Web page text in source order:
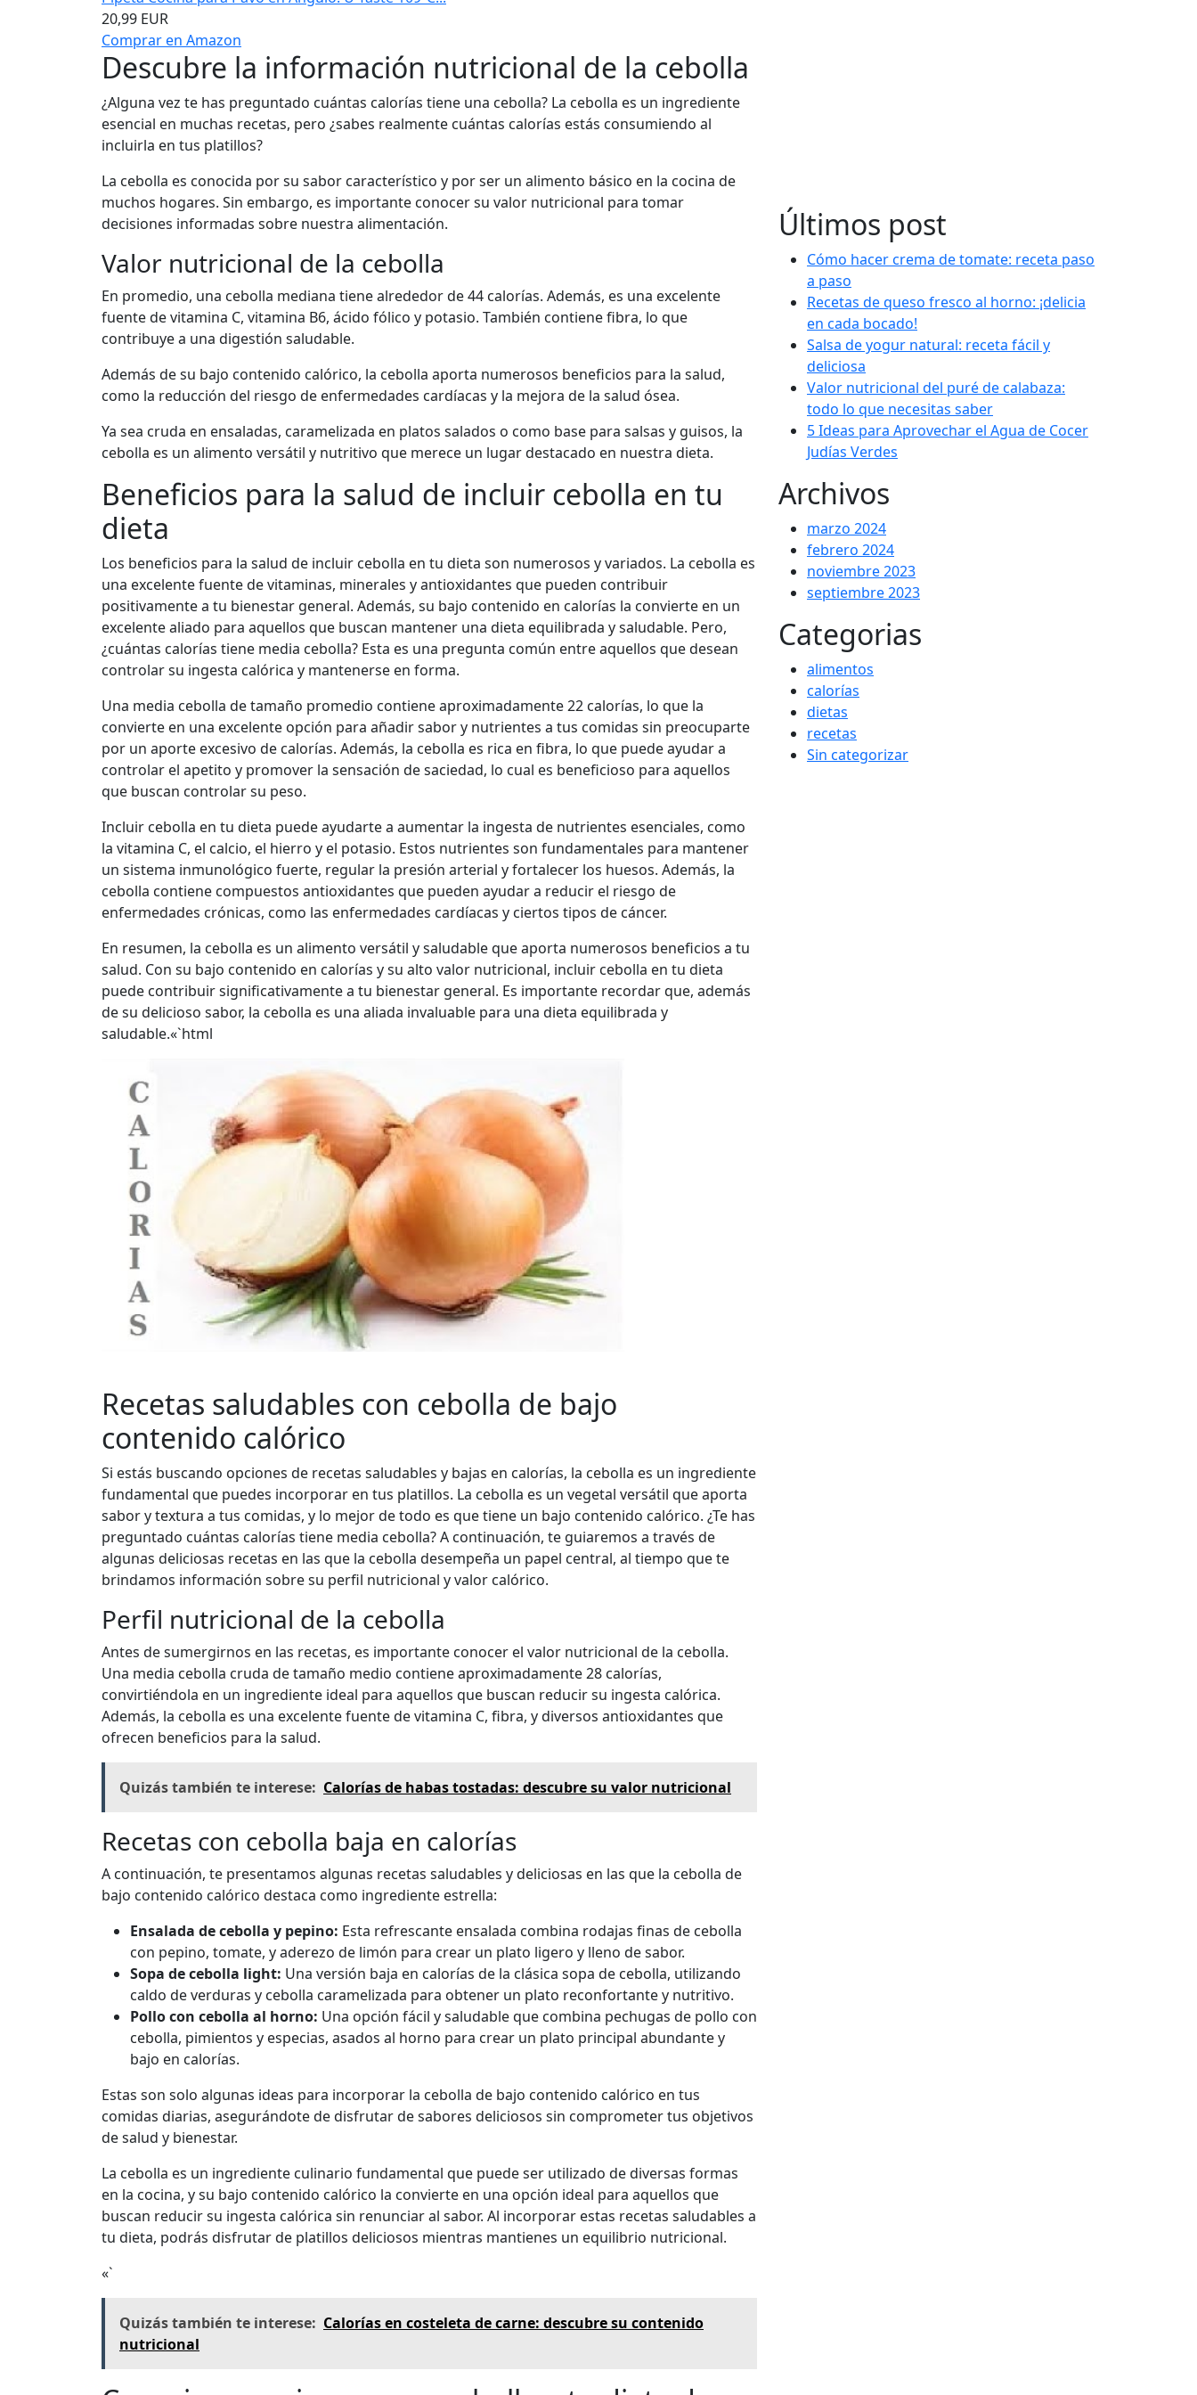
20,99 EUR
Comprar en Amazon
Descubre la información nutricional de la cebolla
¿Alguna vez te has preguntado cuántas calorías tiene una cebolla? La cebolla es un ingrediente
esencial en muchas recetas, pero ¿sabes realmente cuántas calorías estás consumiendo al
incluirla en tus platillos?
La cebolla es conocida por su sabor característico y por ser un alimento básico en la cocina de
muchos hogares. Sin embargo, es importante conocer su valor nutricional para tomar
decisiones informadas sobre nuestra alimentación.
Valor nutricional de la cebolla
En promedio, una cebolla mediana tiene alrededor de 44 calorías. Además, es una excelente
fuente de vitamina C, vitamina B6, ácido fólico y potasio. También contiene fibra, lo que
contribuye a una digestión saludable.
Además de su bajo contenido calórico, la cebolla aporta numerosos beneficios para la salud,
como la reducción del riesgo de enfermedades cardíacas y la mejora de la salud ósea.
Ya sea cruda en ensaladas, caramelizada en platos salados o como base para salsas y guisos, la
cebolla es un alimento versátil y nutritivo que merece un lugar destacado en nuestra dieta.
Beneficios para la salud de incluir cebolla en tu
dieta
Los beneficios para la salud de incluir cebolla en tu dieta son numerosos y variados. La cebolla es
una excelente fuente de vitaminas, minerales y antioxidantes que pueden contribuir
positivamente a tu bienestar general. Además, su bajo contenido en calorías la convierte en un
excelente aliado para aquellos que buscan mantener una dieta equilibrada y saludable. Pero,
¿cuántas calorías tiene media cebolla? Esta es una pregunta común entre aquellos que desean
controlar su ingesta calórica y mantenerse en forma.
Una media cebolla de tamaño promedio contiene aproximadamente 22 calorías, lo que la
convierte en una excelente opción para añadir sabor y nutrientes a tus comidas sin preocuparte
por un aporte excesivo de calorías. Además, la cebolla es rica en fibra, lo que puede ayudar a
controlar el apetito y promover la sensación de saciedad, lo cual es beneficioso para aquellos
que buscan controlar su peso.
Incluir cebolla en tu dieta puede ayudarte a aumentar la ingesta de nutrientes esenciales, como
la vitamina C, el calcio, el hierro y el potasio. Estos nutrientes son fundamentales para mantener
un sistema inmunológico fuerte, regular la presión arterial y fortalecer los huesos. Además, la
cebolla contiene compuestos antioxidantes que pueden ayudar a reducir el riesgo de
enfermedades crónicas, como las enfermedades cardíacas y ciertos tipos de cáncer.
En resumen, la cebolla es un alimento versátil y saludable que aporta numerosos beneficios a tu
salud. Con su bajo contenido en calorías y su alto valor nutricional, incluir cebolla en tu dieta
puede contribuir significativamente a tu bienestar general. Es importante recordar que, además
de su delicioso sabor, la cebolla es una aliada invaluable para una dieta equilibrada y
saludable.«`html
Recetas saludables con cebolla de bajo
contenido calórico
Si estás buscando opciones de recetas saludables y bajas en calorías, la cebolla es un ingrediente
fundamental que puedes incorporar en tus platillos. La cebolla es un vegetal versátil que aporta
sabor y textura a tus comidas, y lo mejor de todo es que tiene un bajo contenido calórico. ¿Te has
preguntado cuántas calorías tiene media cebolla? A continuación, te guiaremos a través de
algunas deliciosas recetas en las que la cebolla desempeña un papel central, al tiempo que te
brindamos información sobre su perfil nutricional y valor calórico.
Perfil nutricional de la cebolla
Antes de sumergirnos en las recetas, es importante conocer el valor nutricional de la cebolla.
Una media cebolla cruda de tamaño medio contiene aproximadamente 28 calorías,
convirtiéndola en un ingrediente ideal para aquellos que buscan reducir su ingesta calórica.
Además, la cebolla es una excelente fuente de vitamina C, fibra, y diversos antioxidantes que
ofrecen beneficios para la salud.
Quizás también te interese: Calorías de habas tostadas: descubre su valor nutricional
Recetas con cebolla baja en calorías
A continuación, te presentamos algunas recetas saludables y deliciosas en las que la cebolla de
bajo contenido calórico destaca como ingrediente estrella:
Ensalada de cebolla y pepino: Esta refrescante ensalada combina rodajas finas de cebolla
con pepino, tomate, y aderezo de limón para crear un plato ligero y lleno de sabor.
Sopa de cebolla light: Una versión baja en calorías de la clásica sopa de cebolla, utilizando
caldo de verduras y cebolla caramelizada para obtener un plato reconfortante y nutritivo.
Pollo con cebolla al horno: Una opción fácil y saludable que combina pechugas de pollo con
cebolla, pimientos y especias, asados al horno para crear un plato principal abundante y
bajo en calorías.
Estas son solo algunas ideas para incorporar la cebolla de bajo contenido calórico en tus
comidas diarias, asegurándote de disfrutar de sabores deliciosos sin comprometer tus objetivos
de salud y bienestar.
La cebolla es un ingrediente culinario fundamental que puede ser utilizado de diversas formas
en la cocina, y su bajo contenido calórico la convierte en una opción ideal para aquellos que
buscan reducir su ingesta calórica sin renunciar al sabor. Al incorporar estas recetas saludables a
tu dieta, podrás disfrutar de platillos deliciosos mientras mantienes un equilibrio nutricional.
«`
Quizás también te interese: Calorías en costeleta de carne: descubre su contenido
nutricional
Últimos post
Cómo hacer crema de tomate: receta paso
a paso
Recetas de queso fresco al horno: ¡delicia
en cada bocado!
Salsa de yogur natural: receta fácil y
deliciosa
Valor nutricional del puré de calabaza:
todo lo que necesitas saber
5 Ideas para Aprovechar el Agua de Cocer
Judías Verdes
Archivos
marzo 2024
febrero 2024
noviembre 2023
septiembre 2023
Categorias
alimentos
calorías
dietas
recetas
Sin categorizar